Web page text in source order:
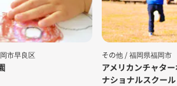
市早良区 その他 /福岡県福岡市
アメリカンチャタ
ナショナルスクール